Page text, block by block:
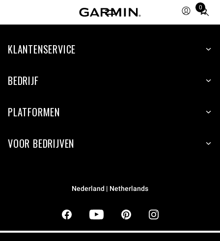
0
Total
items
cart:
KLANTENSERVICE
BEDRIJF
PLATFORMEN
VOOR BEDRIJVEN
Nederland | Netherlands